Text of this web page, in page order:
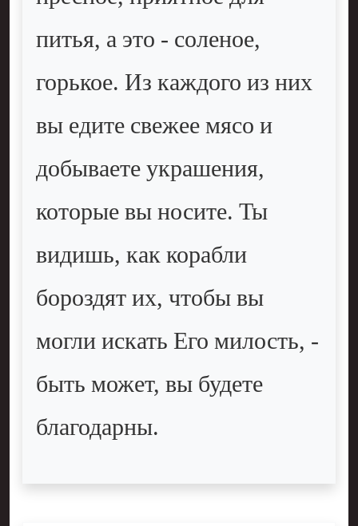
питья, а это - соленое,
горькое. Из каждого из них
вы едите свежее мясо и
добываете украшения,
которые вы носите. Ты
видишь, как корабли
бороздят их, чтобы вы
могли искать Его милость, -
быть может, вы будете
благодарны.